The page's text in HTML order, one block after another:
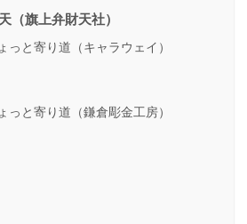
（旗上弁財天社）
と寄り道（キャラウェイ）
と寄り道（鎌倉彫金工房）